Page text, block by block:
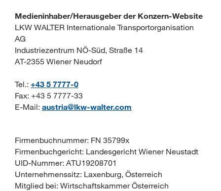
Medieninhaber/Herausgeber der Konzern-Website
LKW WALTER Internationale Transportorganisation
AG
Industriezentrum NÖ-Süd, Straße 14
AT-2355 Wiener Neudorf
Tel.: +43 5 7777-0
Fax: +43 5 7777-33
E-Mail: austria@lkw-walter.com
Firmenbuchnummer: FN 35799x
Firmenbuchgericht: Landesgericht Wiener Neustadt
UID-Nummer: ATU19208701
Unternehmenssitz: Laxenburg, Österreich
Mitglied bei: Wirtschaftskammer Österreich